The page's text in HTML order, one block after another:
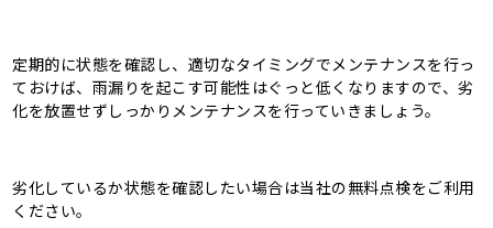
定期的に状態を確認し、適切なタイミングでメンテナンスを行っ
ておけば、雨漏りを起こす可能性はぐっと低くなりますので、劣
化を放置せずしっかりメンテナンスを行っていきましょう。
劣化しているか状態を確認したい場合は当社の無料点検をご利用
ください。